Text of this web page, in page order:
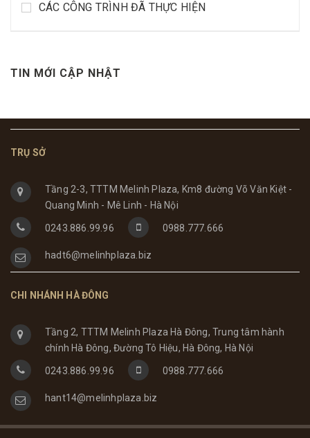
CÁC CÔNG TRÌNH ĐÃ THỰC HIỆN
TIN MỚI CẬP NHẬT
TRỤ SỞ
Tầng 2-3, TTTM Melinh Plaza, Km8 đường Võ Văn Kiệt -
Quang Minh - Mê Linh - Hà Nội
0243.886.99.96 0988.777.666
hadt6@melinhplaza.biz
CHI NHÁNH HÀ ĐÔNG
Tầng 2, TTTM Melinh Plaza Hà Đông, Trung tâm hành
chính Hà Đông, Đường Tô Hiệu, Hà Đông, Hà Nội
0243.886.99.96 0988.777.666
hant14@melinhplaza.biz